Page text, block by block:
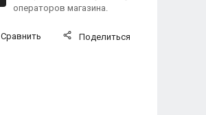
операторов магазина.
Сравнить Поделиться